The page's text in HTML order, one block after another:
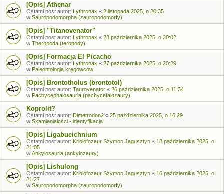
[Opis] Athenar
Ostatni post autor: Lythronax « 2 listopada 2025, o 20:35
w Sauropodomorpha (zauropodomorfy)
[Opis] "Titanovenator"
Ostatni post autor: Lythronax « 28 października 2025, o 20:02
w Theropoda (teropody)
[Opis] Formacja El Picacho
Ostatni post autor: Lythronax « 27 października 2025, o 20:29
w Paleontologia kręgowców
[Opis] Brontotholus (brontotol)
Ostatni post autor: Taurovenator « 26 października 2025, o 11:34
w Pachycephalosauria (pachycefalozaury)
Koprolit?
Ostatni post autor: Dimetrodon2 « 25 października 2025, o 16:29
w Skamieniałości - identyfikacja
[Opis] Ligabueichnium
Ostatni post autor: Kriolofozaur Szymon Jagusztyn « 18 października 2025, o
21:05
w Ankylosauria (ankylozaury)
[Opis] Lishulong
Ostatni post autor: Kriolofozaur Szymon Jagusztyn « 16 października 2025, o
21:27
w Sauropodomorpha (zauropodomorfy)